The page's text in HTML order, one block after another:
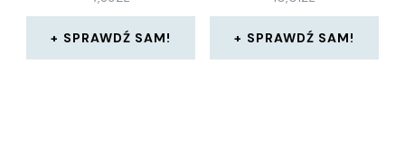
SPRAWDŹ SAM! SPRAWDŹ SAM!